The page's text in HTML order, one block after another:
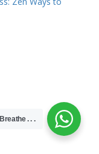
Breathe . . .